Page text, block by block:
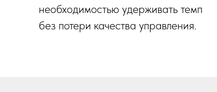
необходимостью удерживать темп
без потери качества управления.